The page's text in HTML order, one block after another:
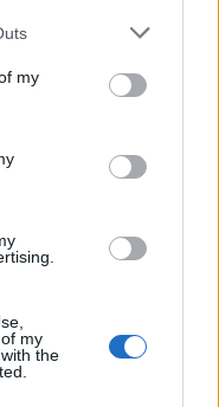
one or more Google
You may click to
third-party tags to
in below Google
my
my
the
18 500
a
Nem laktak
hogy
barlangot,
már csak kutatók
mikroműanyag-